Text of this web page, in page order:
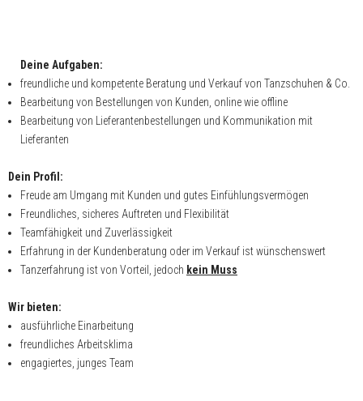
Deine Aufgaben:
freundliche und kompetente Beratung und Verkauf von Tanzschuhen & Co.
Bearbeitung von Bestellungen von Kunden, online wie offline
Bearbeitung von Lieferantenbestellungen und Kommunikation mit
Lieferanten
Dein Profil:
Freude am Umgang mit Kunden und gutes Einfühlungsvermögen
Freundliches, sicheres Auftreten und Flexibilität
Teamfähigkeit und Zuverlässigkeit
Erfahrung in der Kundenberatung oder im Verkauf ist wünschenswert
Tanzerfahrung ist von Vorteil, jedoch kein Muss
Wir bieten:
ausführliche Einarbeitung
freundliches Arbeitsklima
engagiertes, junges Team